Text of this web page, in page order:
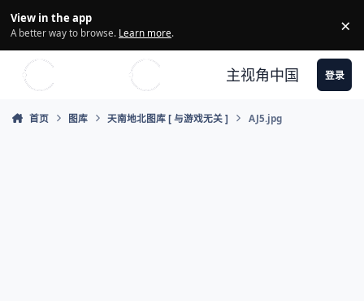
View in the app
A better way to browse. Learn more. ×
主视角中国 登录
首页 图库 天南地北图库 [ 与游戏无关 ] AJ5.jpg